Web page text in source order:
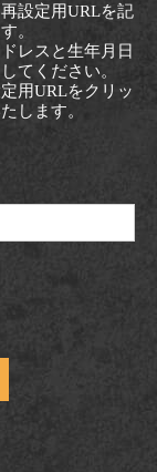
設定用URLを記
。
レスと生年月日
てください。
用URLをクリッ
します。